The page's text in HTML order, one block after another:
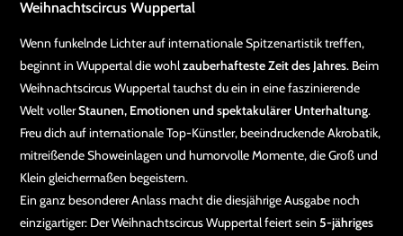
Weihnachtscircus Wuppertal
Wenn funkelnde Lichter auf internationale Spitzenartistik treffen,
beginnt in Wuppertal die wohlzauberhafteste Zeit des Jahres. Beim
Weihnachtscircus Wuppertal tauchst du ein in eine faszinierende
Welt vollerStaunen, Emotionen und spektakulärer Unterhaltung.
Freu dich auf internationale Top-Künstler, beeindruckende Akrobatik,
mitreißende Showeinlagen und humorvolle Momente, die Groß und
Klein gleichermaßen begeistern.
Ein ganz besonderer Anlass macht die diesjährige Ausgabe noch
einzigartiger: Der Weihnachtscircus Wuppertal feiert sein 5-jähriges